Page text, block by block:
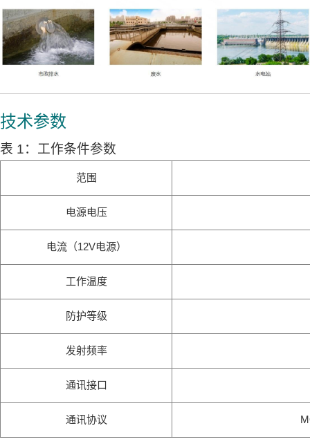
技术参数
表 1：工作条件参数
范围
电源电压
电流（12V电源）
工作温度
防护等级
发射频率
通讯接口
通讯协议